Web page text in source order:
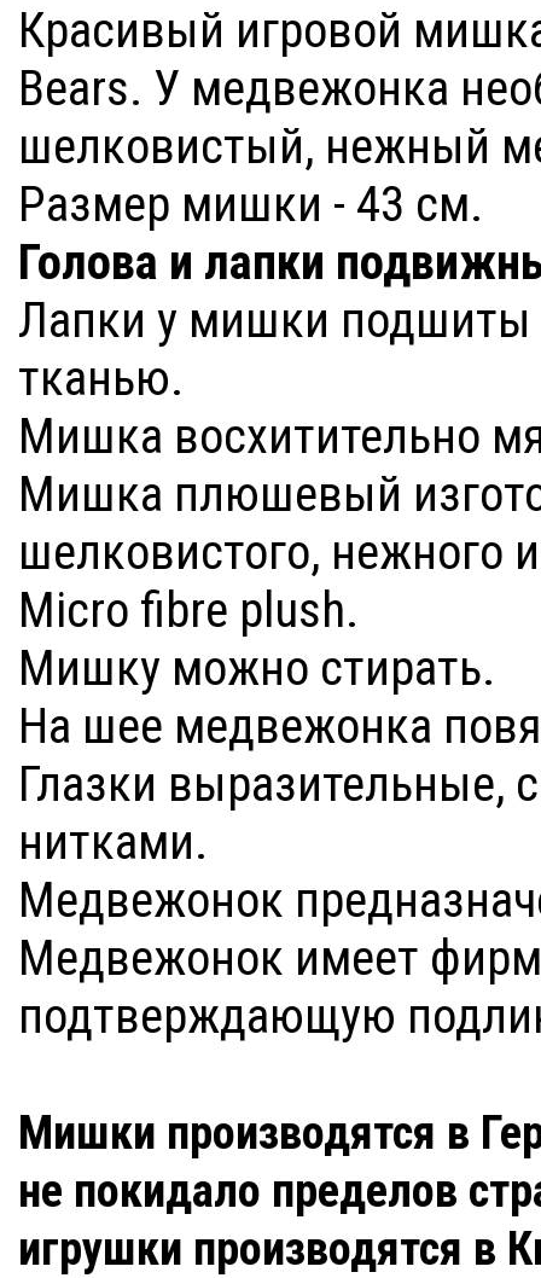
Красивый игровой
Bears. У медвежонка
шелковистый, нежный
Размер мишки - 43 см.
Голова и лапки
Лапки у мишки подшиты
тканью.
Мишка восхитительно
Мишка плюшевый
шелковистого, нежного
Micro fibre plush.
Мишку можно стирать.
На шее медвежонка
Глазки выразительные,
нитками.
Медвежонок
Медвежонок имеет
подтверждающую
Мишки производятся в
не покидало пределов
игрушки производятся в